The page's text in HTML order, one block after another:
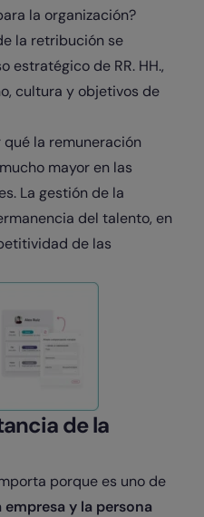
la organización?
la retribución se
estratégico de RR. HH.,
cultura y objetivos de
la remuneración
mayor en las
La gestión de la
del talento, en
de las
de la
porque es uno de
empresa y la persona